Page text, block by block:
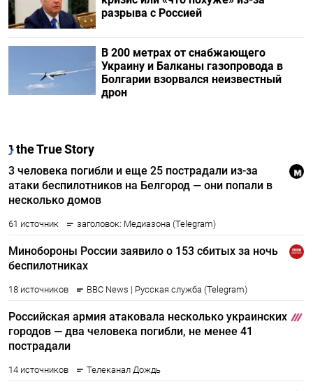
разрыва с Россией
В 200 метрах от снабжающего
Украину и Балканы газопровода в
Болгарии взорвался неизвестный
дрон